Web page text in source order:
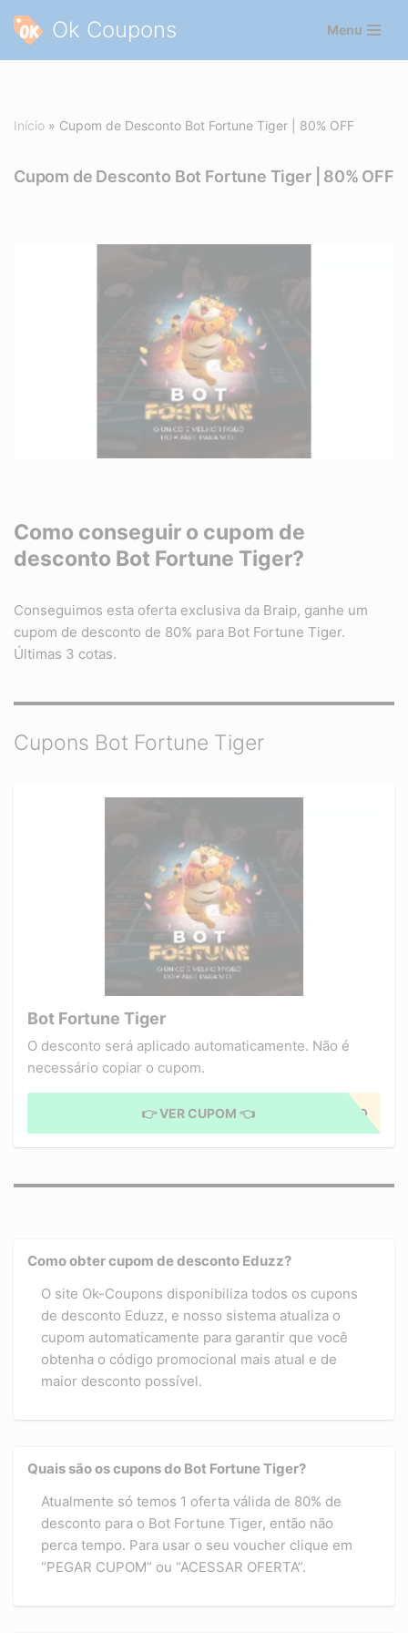
Pular
Ok Coupons Menu
Início » Cupom de Desconto Bot Fortune Tiger | 80% OFF
Cupom de Desconto Bot Fortune Tiger | 80% OFF
Como conseguir o cupom de
desconto Bot Fortune Tiger?
Conseguimos esta oferta exclusiva da Braip, ganhe um
cupom de desconto de 80% para Bot Fortune Tiger.
Últimas 3 cotas.
Cupons Bot Fortune Tiger
Bot Fortune Tiger
O desconto será aplicado automaticamente. Não é
necessário copiar o cupom.
CUPOM APLICADO
👉 VER CUPOM 👈
Como obter cupom de desconto Eduzz?
O site Ok-Coupons disponibiliza todos os cupons
de desconto Eduzz, e nosso sistema atualiza o
cupom automaticamente para garantir que você
obtenha o código promocional mais atual e de
maior desconto possível.
Quais são os cupons do Bot Fortune Tiger?
Atualmente só temos 1 oferta válida de 80% de
desconto para o Bot Fortune Tiger, então não
perca tempo. Para usar o seu voucher clique em
“PEGAR CUPOM” ou “ACESSAR OFERTA”.